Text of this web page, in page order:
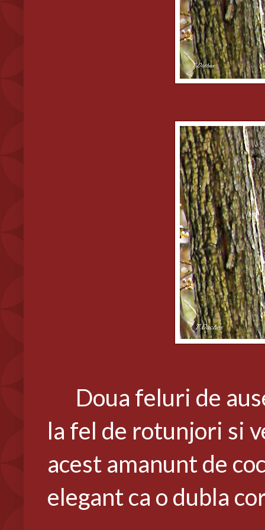
Doua feluri de
la fel de rotunjori si
acest amanunt de
elegant ca o dubla